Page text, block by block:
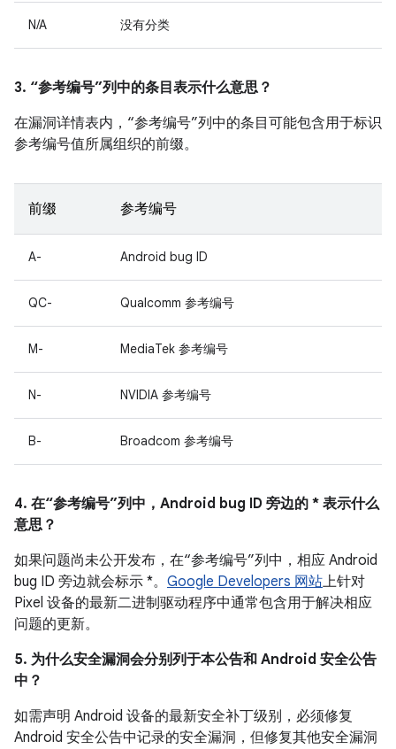
N/A 没有分类
3. “参考编号”列中的条目表示什么意思？
在漏洞详情表内，“参考编号”列中的条目可能包含用于标识
参考编号值所属组织的前缀。
前缀 参考编号
A- Android bug ID
QC- Qualcomm 参考编号
M- MediaTek 参考编号
N- NVIDIA 参考编号
B- Broadcom 参考编号
4. 在“参考编号”列中，Android bug ID 旁边的 * 表示什么
意思？
如果问题尚未公开发布，在“参考编号”列中，相应 Android
bug ID 旁边就会标示 *。 Google Developers 网站上针对
Pixel 设备的最新二进制驱动程序中通常包含用于解决相应
问题的更新。
5. 为什么安全漏洞会分别列于本公告和 Android 安全公告
中？
如需声明 Android 设备的最新安全补丁级别，必须修复
Android 安全公告中记录的安全漏洞，但修复其他安全漏洞